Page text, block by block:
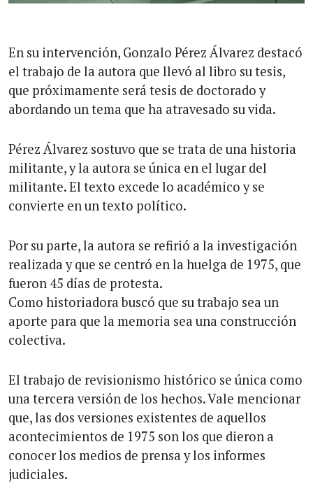
En su intervención, Gonzalo Pérez Álvarez destacó
el trabajo de la autora que llevó al libro su tesis,
que próximamente será tesis de doctorado y
abordando un tema que ha atravesado su vida.
Pérez Álvarez sostuvo que se trata de una historia
militante, y la autora se única en el lugar del
militante. El texto excede lo académico y se
convierte en un texto político.
Por su parte, la autora se refirió a la investigación
realizada y que se centró en la huelga de 1975, que
fueron 45 días de protesta.
Como historiadora buscó que su trabajo sea un
aporte para que la memoria sea una construcción
colectiva.
El trabajo de revisionismo histórico se única como
una tercera versión de los hechos. Vale mencionar
que, las dos versiones existentes de aquellos
acontecimientos de 1975 son los que dieron a
conocer los medios de prensa y los informes
judiciales.